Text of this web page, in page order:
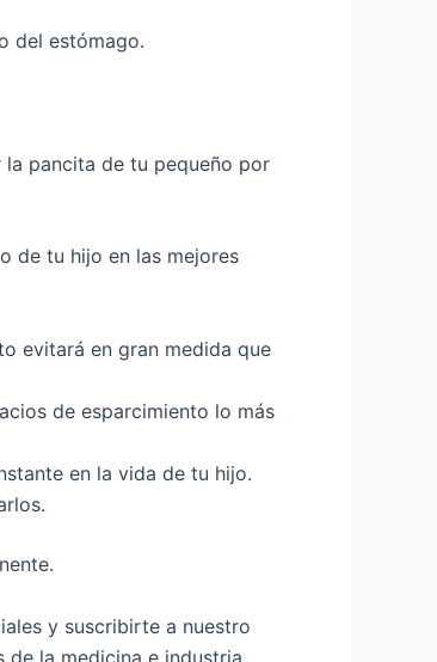
del estómago.
la pancita de tu pequeño por
de tu hijo en las mejores
evitará en gran medida que
de esparcimiento lo más
en la vida de tu hijo.
y suscribirte a nuestro
la medicina e industria